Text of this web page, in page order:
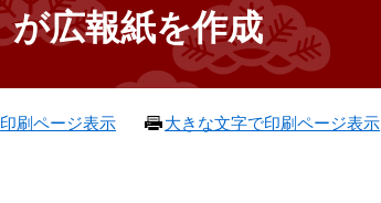
が広報紙を作成
印刷ページ表示 大きな文字で印刷ページ表示